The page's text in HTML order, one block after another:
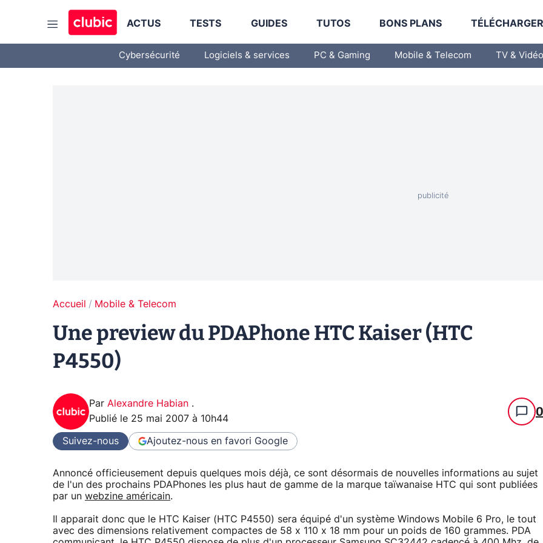
ACTUS TESTS GUIDES TUTOS BONS PLANS
Cybersécurité Logiciels & services PC & Gaming Mobile & Telecom TV & Vidéo
Accueil Mobile & Telecom
Une preview du PDAPhone HTC Kaiser (HTC
P4550)
Par Alexandre Habian .
Publié le 25 mai 2007 à 10h44 0
Suivez-nous Ajoutez-nous en favori Google
Annoncé officieusement depuis quelques mois déjà, ce sont désormais de nouvelles informations au sujet
de l'un des prochains PDAPhones les plus haut de gamme de la marque taïwanaise HTC qui sont publiées
par un webzine américain.
Il apparait donc que le HTC Kaiser (HTC P4550) sera équipé d'un système Windows Mobile 6 Pro, le tout
avec des dimensions relativement compactes de 58 x 110 x 18 mm pour un poids de 160 grammes. PDA